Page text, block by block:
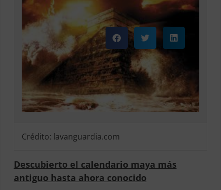
Crédito: lavanguardia.com
Descubierto el calendario maya más
antiguo hasta ahora conocido